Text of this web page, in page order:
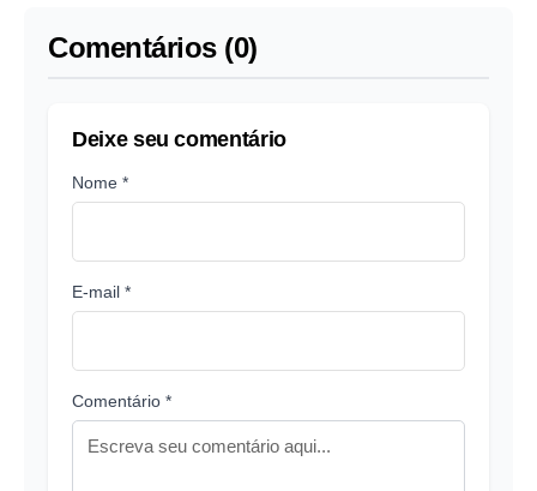
Comentários (0)
Deixe seu comentário
Nome *
E-mail *
Comentário *